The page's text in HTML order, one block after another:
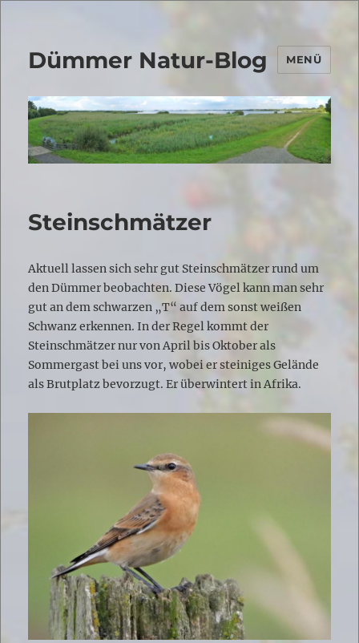
Dümmer Natur-Blog MENÜ
Steinschmätzer
Aktuell lassen sich sehr gut Steinschmätzer rund um
den Dümmer beobachten. Diese Vögel kann man sehr
gut an dem schwarzen „T“ auf dem sonst weißen
Schwanz erkennen. In der Regel kommt der
Steinschmätzer nur von April bis Oktober als
Sommergast bei uns vor, wobei er steiniges Gelände
als Brutplatz bevorzugt. Er überwintert in Afrika.